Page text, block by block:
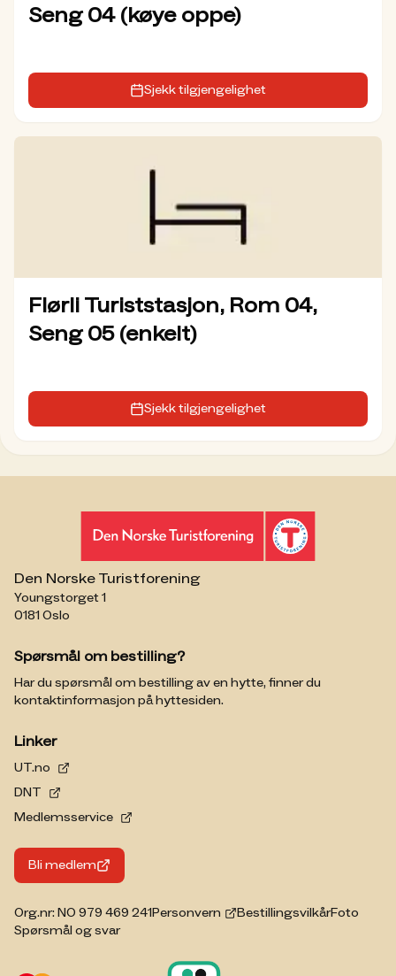
Seng 04 (køye oppe)
Sjekk tilgjengelighet
Flørli Turiststasjon, Rom 04,
Seng 05 (enkelt)
Sjekk tilgjengelighet
Den Norske Turistforening
Youngstorget 1
0181 Oslo
Spørsmål om bestilling?
Har du spørsmål om bestilling av en hytte, finner du
kontaktinformasjon på hyttesiden.
Linker
UT.no
DNT
Medlemsservice
Bli medlem
Org.nr: NO 979 469 241Personvern BestillingsvilkårFoto
Spørsmål og svar